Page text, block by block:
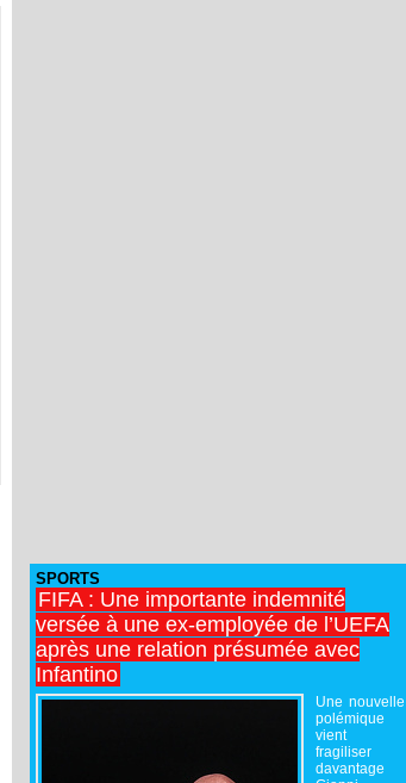
SPORTS
FIFA : Une importante indemnité
versée à une ex-employée de l’UEFA
après une relation présumée avec
Infantino
Une nouvelle
polémique
vient
fragiliser
davantage